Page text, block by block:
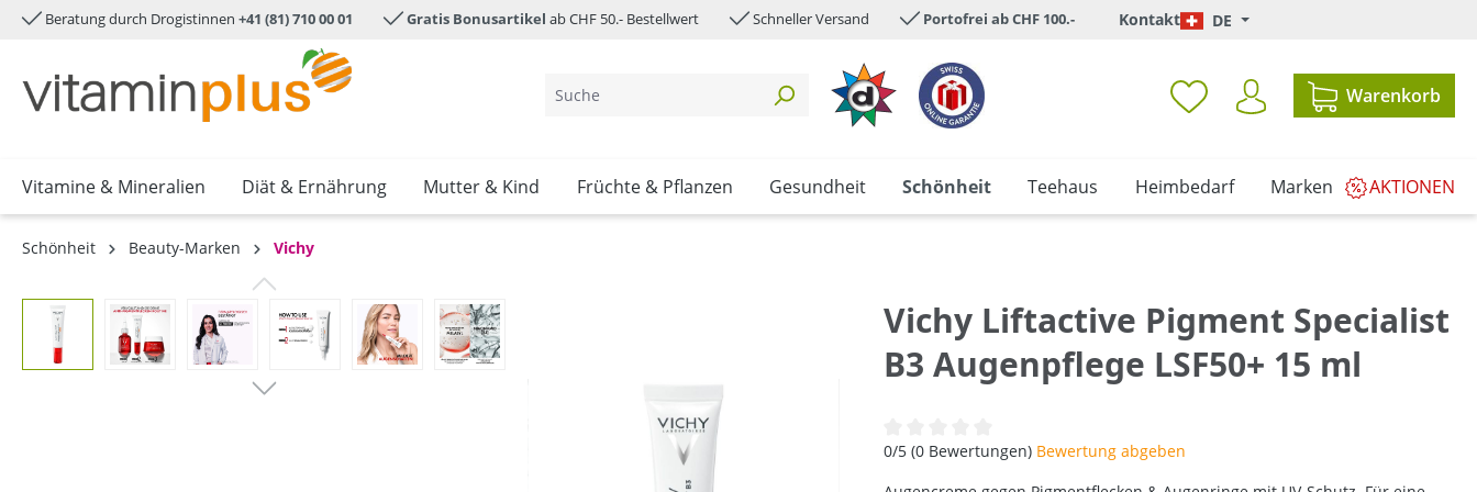
springen Zur Hauptnavigation springen
Beratung durch Drogistinnen +41 (81) 710 00 01 Gratis Bonusartikel ab CHF 50.- Bestellwert Schneller Versand Portofrei ab CHF 100.- Kontakt DE
Warenkorb
Vitamine & Mineralien Diät & Ernährung Mutter & Kind Früchte & Pflanzen Gesundheit Schönheit Teehaus Heimbedarf Marken AKTIONEN
Schönheit Beauty-Marken Vichy
Vichy Liftactive Pigment Specialist
B3 Augenpflege LSF50+ 15 ml
Durchschnittliche Bewertung von 0 von 5 Sternen
0/5 (0 Bewertungen) Bewertung abgeben